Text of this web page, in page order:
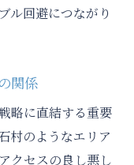
ル回避につながり
関係
略に直結する重要
村のようなエリア
クセスの良し悪し